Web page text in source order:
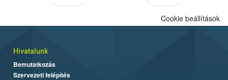
Cookie beállítások
Hivatalunk
Bemutatkozás
Szervezeti felépítés